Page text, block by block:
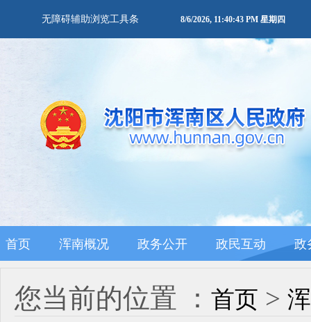
无障碍辅助浏览工具条 8/6/2026, 11:40:43 PM 星期四
首页 浑南概况 政务公开 政民互动 政
您当前的位置 ： 首页 >